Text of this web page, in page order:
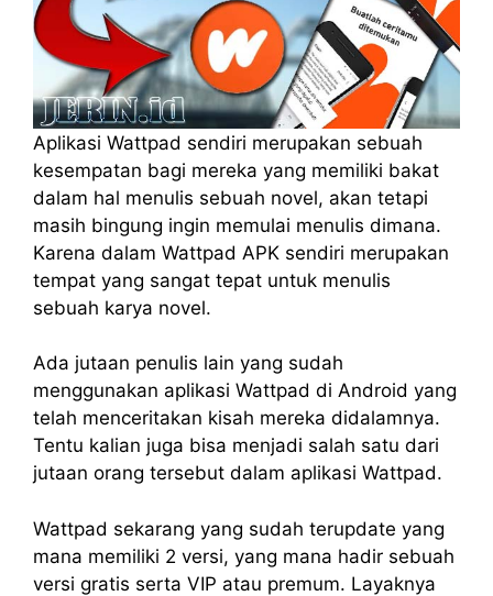
Aplikasi Wattpad sendiri merupakan sebuah
kesempatan bagi mereka yang memiliki bakat
dalam hal menulis sebuah novel, akan tetapi
masih bingung ingin memulai menulis dimana.
Karena dalam Wattpad APK sendiri merupakan
tempat yang sangat tepat untuk menulis
sebuah karya novel.
Ada jutaan penulis lain yang sudah
menggunakan aplikasi Wattpad di Android yang
telah menceritakan kisah mereka didalamnya.
Tentu kalian juga bisa menjadi salah satu dari
jutaan orang tersebut dalam aplikasi Wattpad.
Wattpad sekarang yang sudah terupdate yang
mana memiliki 2 versi, yang mana hadir sebuah
versi gratis serta VIP atau premum. Layaknya